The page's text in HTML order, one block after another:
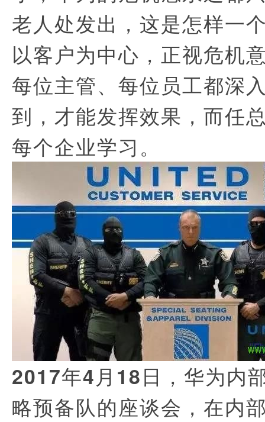
老人处发出，这是怎样
以客户为中心，正视危机
每位主管、每位员工都深
到，才能发挥效果，而任
每个企业学习。
2017年4月 18日，华为内
略预备队的座谈会，在内